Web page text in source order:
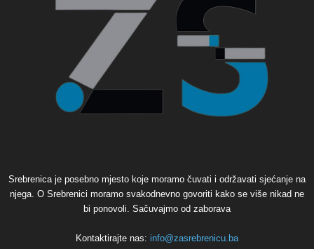
Srebrenica je posebno mjesto koje moramo čuvati i održavati sjećanje na
njega. O Srebrenici moramo svakodnevno govoriti kako se više nikad ne
bi ponovoli. Sačuvajmo od zaborava
Kontaktirajte nas: info@zasrebrenicu.ba